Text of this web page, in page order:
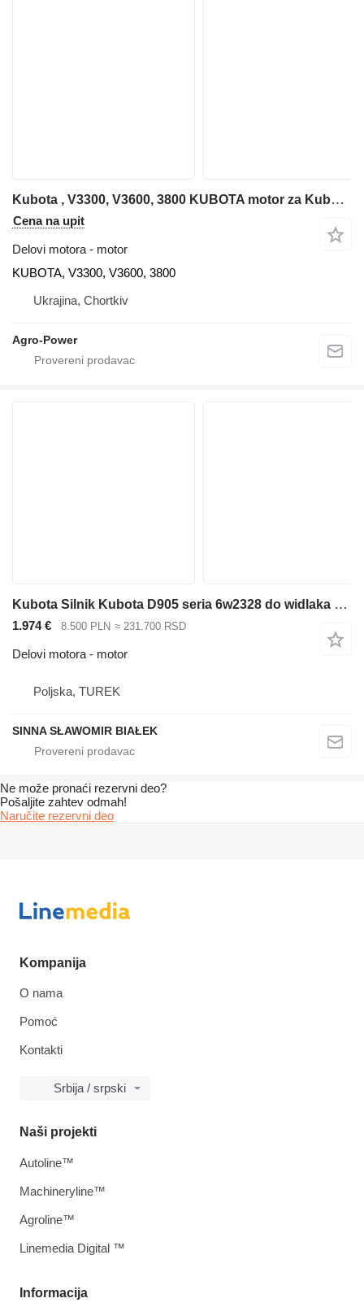
Kubota , V3300, V3600, 3800 KUBOTA motor za Kubota KUBOTA, V3300, V3600, 3800 dizel viljuškari
Cena na upit
Delovi motora - motor
KUBOTA, V3300, V3600, 3800
Ukrajina, Chortkiv
Agro-Power
Kubota Silnik Kubota D905 seria 6w2328 do widlaka zamiatarki ladow motor za viljuškara
1.974 € 8.500 PLN ≈ 231.700 RSD
Delovi motora - motor
Poljska, TUREK
SINNA SŁAWOMIR BIAŁEK
Ne može pronaći rezervni dеo?
Pošaljite zahtev odmah!
Naručite rezervni dеo
Kompanija
O nama
Pomoć
Kontakti
Srbija / srpski
Informacija
Naši projekti
Autoline™
Machineryline™
Agroline™
Linemedia Digital ™